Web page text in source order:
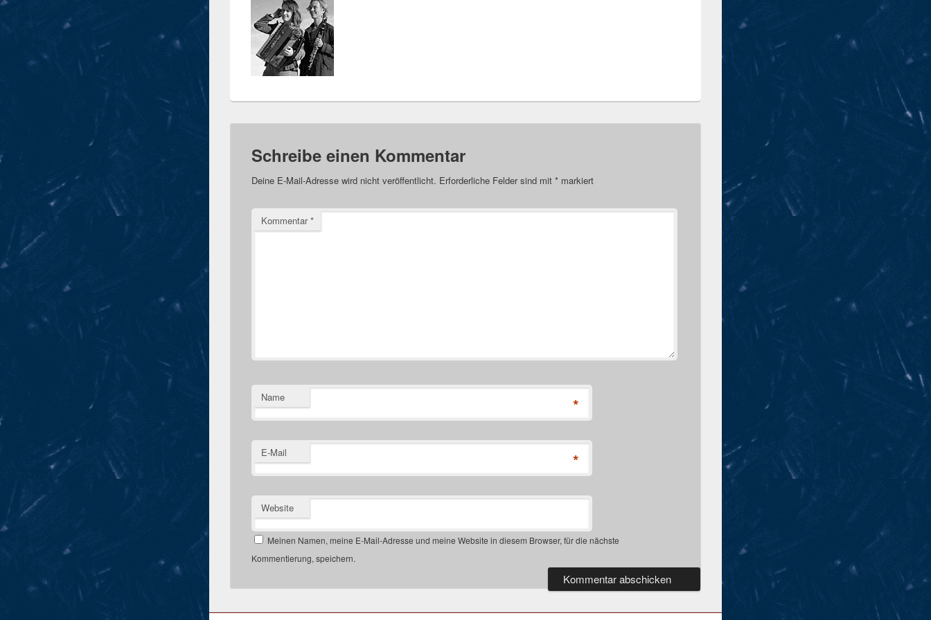
Schreibe einen Kommentar
Deine E-Mail-Adresse wird nicht veröffentlicht. Erforderliche Felder sind mit * markiert
Kommentar*
Name *
E-Mail *
Website
Meinen Namen, meine E-Mail-Adresse und meine Website in diesem Browser, für die nächste
Kommentierung, speichern.